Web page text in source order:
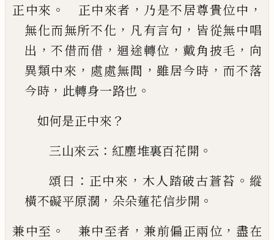
正中來 。 正中來者 ， 乃是不居尊貴位中 ，
無化而無所不化 ， 凡有言句 ， 皆從無中唱
出 ，不借而借 ， 迴途轉位 ， 戴角披毛 ， 向
異類中來 ， 處處無間 ，雖居今時 ， 而不落
今時 ， 此轉身一路也 。
如何是正中來 ？
三山來云 ： 紅塵堆裏百花開 。
頌曰 ： 正中來 ， 木人踏破古蒼苔 。 縱
橫不礙平原濶 ， 朵朵蓮花信步開 。
兼中至 。 兼中至者 ，兼前偏正兩位 ， 盡在